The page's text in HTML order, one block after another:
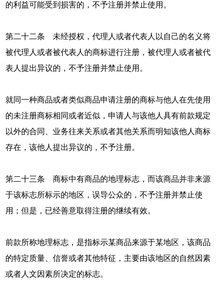
的利益可能受到损害的，不予注册并禁止使用。
第二十二条 未经授权，代理人或者代表人以自己的名义将
被代理人或者被代表人的商标进行注册，被代理人或者被代
表人提出异议的，不予注册并禁止使用。
就同一种商品或者类似商品申请注册的商标与他人在先使用
的未注册商标相同或者近似，申请人与该他人具有前款规定
以外的合同、业务往来关系或者其他关系而明知该他人商标
存在，该他人提出异议的，不予注册。
第二十三条 商标中有商品的地理标志，而该商品并非来源
于该标志所标示的地区，误导公众的，不予注册并禁止使
用；但是，已经善意取得注册的继续有效。
前款所称地理标志，是指标示某商品来源于某地区，该商品
的特定质量、信誉或者其他特征，主要由该地区的自然因素
或者人文因素所决定的标志。